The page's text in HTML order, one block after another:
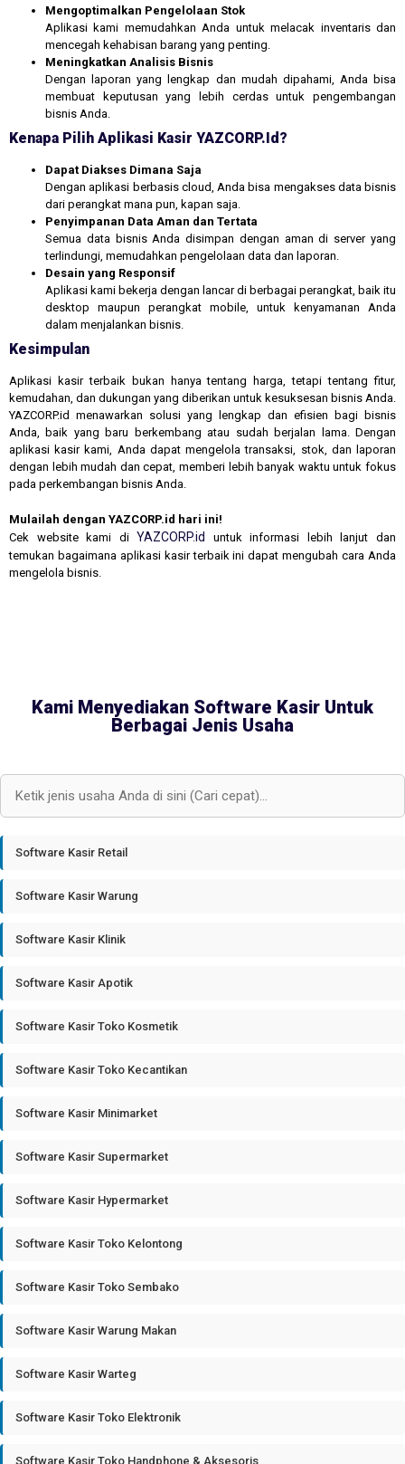
Mengoptimalkan Pengelolaan Stok
Aplikasi kami memudahkan Anda untuk melacak inventaris dan
mencegah kehabisan barang yang penting.
Meningkatkan Analisis Bisnis
Dengan laporan yang lengkap dan mudah dipahami, Anda bisa
membuat keputusan yang lebih cerdas untuk pengembangan
bisnis Anda.
Kenapa Pilih Aplikasi Kasir YAZCORP.id?
Dapat Diakses Dimana Saja
Dengan aplikasi berbasis cloud, Anda bisa mengakses data bisnis
dari perangkat mana pun, kapan saja.
Penyimpanan Data Aman dan Tertata
Semua data bisnis Anda disimpan dengan aman di server yang
terlindungi, memudahkan pengelolaan data dan laporan.
Desain yang Responsif
Aplikasi kami bekerja dengan lancar di berbagai perangkat, baik itu
desktop maupun perangkat mobile, untuk kenyamanan Anda
dalam menjalankan bisnis.
Kesimpulan
Aplikasi kasir terbaik bukan hanya tentang harga, tetapi tentang fitur,
kemudahan, dan dukungan yang diberikan untuk kesuksesan bisnis Anda.
YAZCORP.id menawarkan solusi yang lengkap dan efisien bagi bisnis
Anda, baik yang baru berkembang atau sudah berjalan lama. Dengan
aplikasi kasir kami, Anda dapat mengelola transaksi, stok, dan laporan
dengan lebih mudah dan cepat, memberi lebih banyak waktu untuk fokus
pada perkembangan bisnis Anda.
Mulailah dengan YAZCORP.id hari ini!
Cek website kami di YAZCORP.id
untuk informasi lebih lanjut dan
temukan bagaimana aplikasi kasir terbaik ini dapat mengubah cara Anda
mengelola bisnis.
Kami Menyediakan Software Kasir Untuk
Berbagai Jenis Usaha
Software Kasir Retail
Software Kasir Warung
Software Kasir Klinik
Software Kasir Apotik
Software Kasir Toko Kosmetik
Software Kasir Toko Kecantikan
Software Kasir Minimarket
Software Kasir Supermarket
Software Kasir Hypermarket
Software Kasir Toko Kelontong
Software Kasir Toko Sembako
Software Kasir Warung Makan
Software Kasir Warteg
Software Kasir Toko Elektronik
Software Kasir Toko Handphone & Aksesoris